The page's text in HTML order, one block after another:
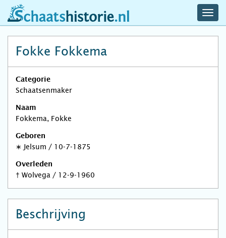
schaatshistorie.nl
Fokke Fokkema
Categorie
Schaatsenmaker
Naam
Fokkema, Fokke
Geboren
∗ Jelsum / 10-7-1875
Overleden
† Wolvega / 12-9-1960
Beschrijving